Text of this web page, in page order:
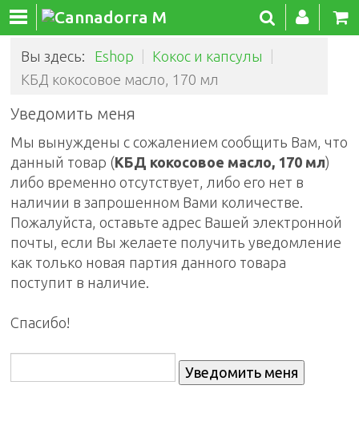
Вы здесь: Eshop Кокос и капсулы
КБД кокосовое масло, 170 мл
Уведомить меня
Мы вынуждены с сожалением сообщить Вам, что
данный товар (КБД кокосовое масло, 170 мл)
либо временно отсутствует, либо его нет в
наличии в запрошенном Вами количестве.
Пожалуйста, оставьте адрес Вашей электронной
почты, если Вы желаете получить уведомление
как только новая партия данного товара
поступит в наличие.
Спасибо!